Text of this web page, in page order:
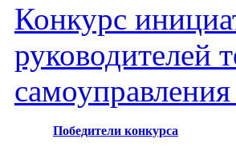
Конкурс
руководителей
Победители конкурса